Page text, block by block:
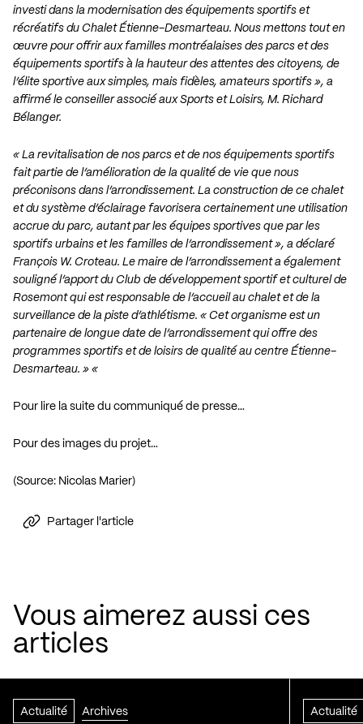
investi dans la modernisation des équipements sportifs et
récréatifs du Chalet Étienne-Desmarteau. Nous mettons tout en
œuvre pour offrir aux familles montréalaises des parcs et des
équipements sportifs à la hauteur des attentes des citoyens, de
l’élite sportive aux simples, mais fidèles, amateurs sportifs », a
affirmé le conseiller associé aux Sports et Loisirs, M. Richard
Bélanger.
« La revitalisation de nos parcs et de nos équipements sportifs
fait partie de l’amélioration de la qualité de vie que nous
préconisons dans l’arrondissement. La construction de ce chalet
et du système d’éclairage favorisera certainement une utilisation
accrue du parc, autant par les équipes sportives que par les
sportifs urbains et les familles de l’arrondissement », a déclaré
François W. Croteau. Le maire de l’arrondissement a également
souligné l’apport du Club de développement sportif et culturel de
Rosemont qui est responsable de l’accueil au chalet et de la
surveillance de la piste d’athlétisme. « Cet organisme est un
partenaire de longue date de l’arrondissement qui offre des
programmes sportifs et de loisirs de qualité au centre Étienne-
Desmarteau. » «
Pour lire la suite du communiqué de presse…
Pour des images du projet…
(Source: Nicolas Marier)
Partager l'article
Vous aimerez aussi ces
articles
Actualité Archives Actualité